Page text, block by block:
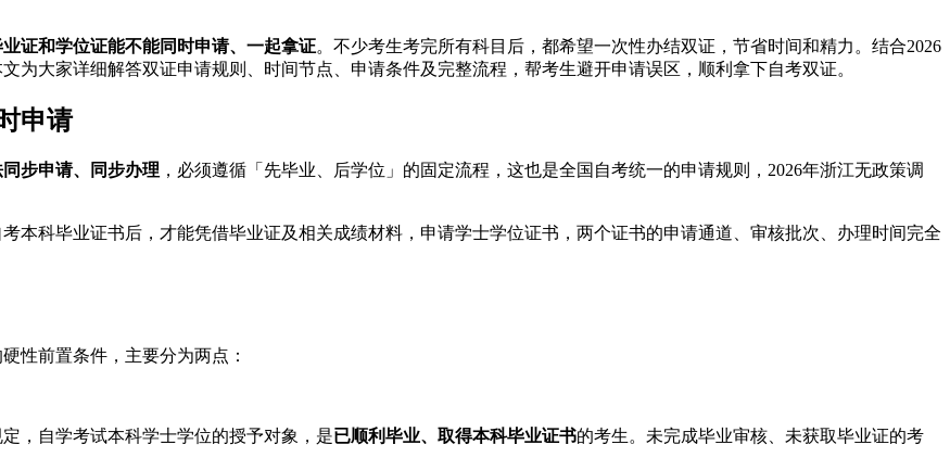
证和学位证能不能同时申请、一起拿证。不少考生考完所有科目后，都希望一次性办结双证，节省时间和精力。结合2026
为大家详细解答双证申请规则、时间节点、申请条件及完整流程，帮考生避开申请误区，顺利拿下自考双证。
申请
步申请、同步办理 ，必须遵循「先毕业、后学位」的固定流程，这也是全国自考统一的申请规则，2026年浙江无政策调
本科毕业证书后，才能凭借毕业证及相关成绩材料，申请学士学位证书，两个证书的申请通道、审核批次、办理时间完全
性前置条件，主要分为两点：
，自学考试本科学士学位的授予对象，是已顺利毕业、取得本科毕业证书的考生。未完成毕业审核、未获取毕业证的考